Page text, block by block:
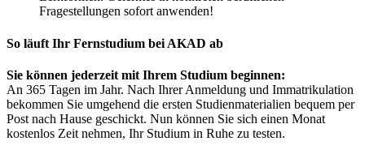
Fragestellungen sofort anwenden!
So läuft Ihr Fernstudium bei AKAD ab
Sie können jederzeit mit Ihrem Studium beginnen:
An 365 Tagen im Jahr. Nach Ihrer Anmeldung und Immatrikulation
bekommen Sie umgehend die ersten Studienmaterialien bequem per
Post nach Hause geschickt. Nun können Sie sich einen Monat
kostenlos Zeit nehmen, Ihr Studium in Ruhe zu testen.